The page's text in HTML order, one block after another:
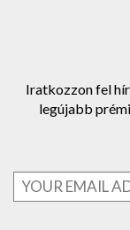
Iratkozzon fel
legújabb